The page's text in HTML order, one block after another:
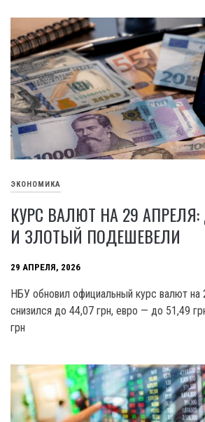
ЭКОНОМИКА
КУРС ВАЛЮТ НА 29
И ЗЛОТЫЙ ПОДЕШЕВЕЛИ
29 АПРЕЛЯ, 2026
НБУ обновил официальный курс валют на
снизился до 44,07 грн, евро — до 51,49
грн